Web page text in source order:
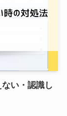
い・認識し